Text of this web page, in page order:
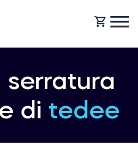
serratura
di tedee